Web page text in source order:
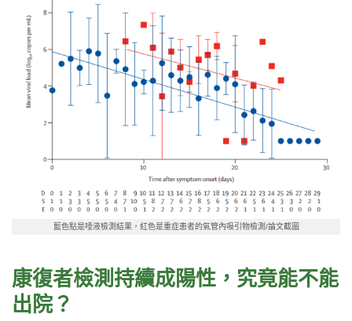
藍色點是唾液檢測結果，紅色是重症患者的氣管內吸引物檢測/論文截圖
康復者檢測持續成陽性，究竟能不能
出院？